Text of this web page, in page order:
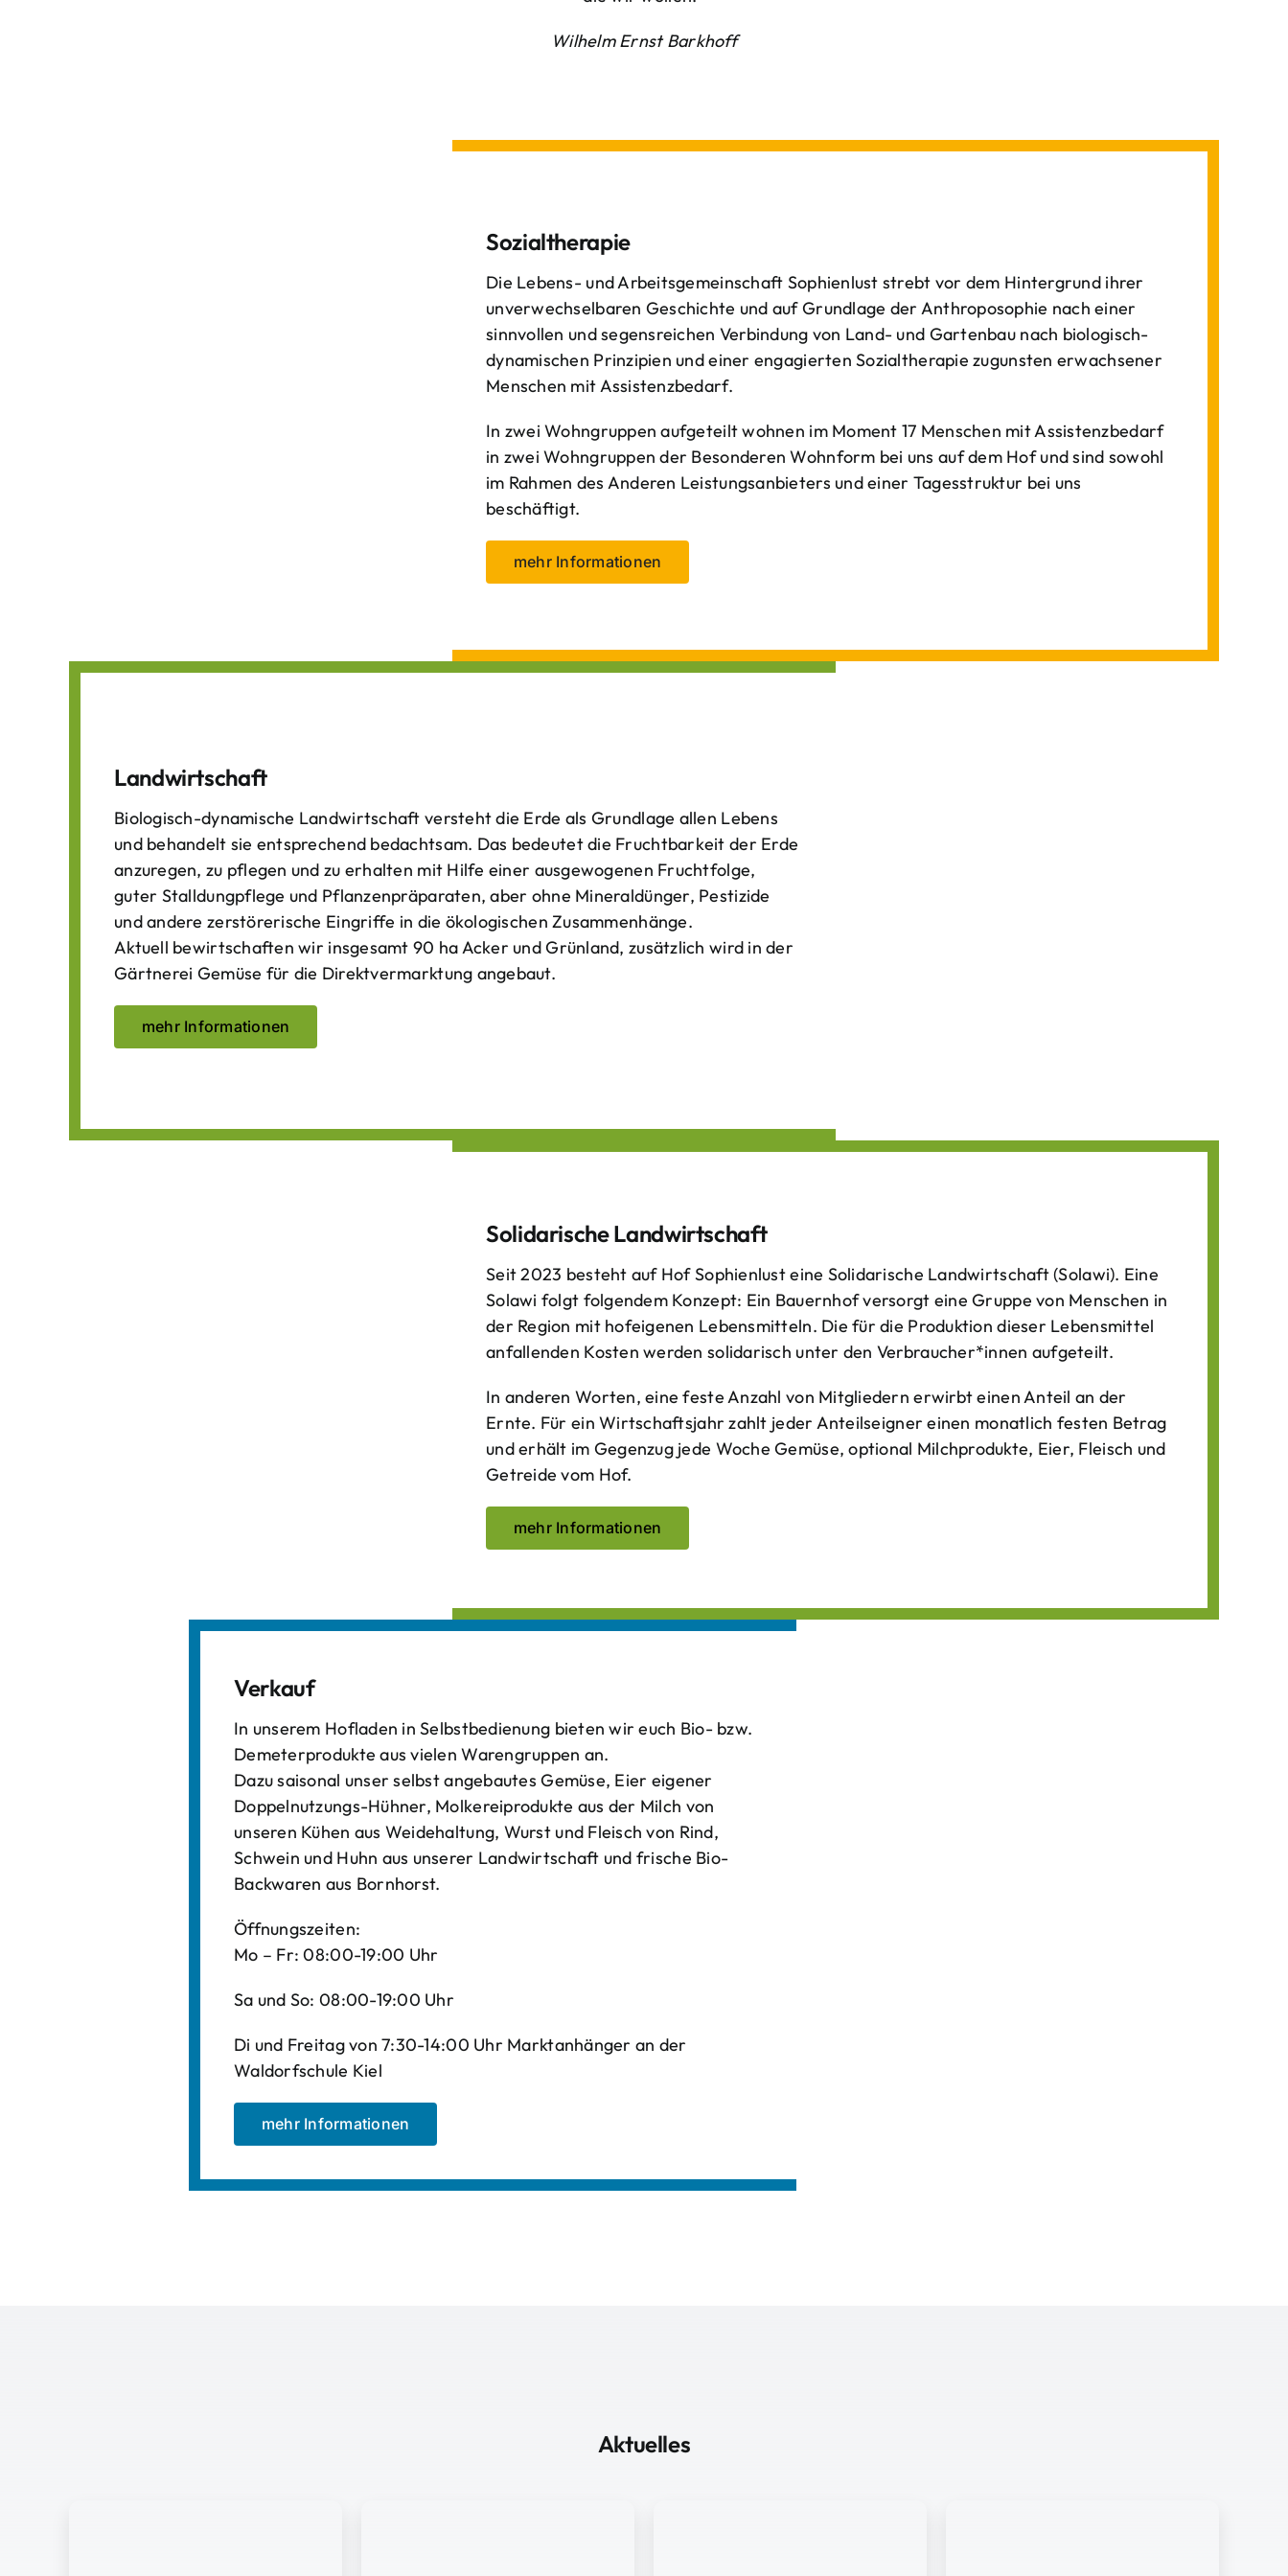
Wilhelm Ernst Barkhoff
Sozialtherapie
Die Lebens- und Arbeitsgemeinschaft Sophienlust strebt vor dem Hintergrund ihrer
unverwechselbaren Geschichte und auf Grundlage der Anthroposophie nach einer
sinnvollen und segensreichen Verbindung von Land- und Gartenbau nach biologisch-
dynamischen Prinzipien und einer engagierten Sozialtherapie zugunsten erwachsener
Menschen mit Assistenzbedarf.
In zwei Wohngruppen aufgeteilt wohnen im Moment 17 Menschen mit Assistenzbedarf
in zwei Wohngruppen der Besonderen Wohnform bei uns auf dem Hof und sind sowohl
im Rahmen des Anderen Leistungsanbieters und einer Tagesstruktur bei uns
beschäftigt.
mehr Informationen
Landwirtschaft
Biologisch-dynamische Landwirtschaft versteht die Erde als Grundlage allen Lebens
und behandelt sie entsprechend bedachtsam. Das bedeutet die Fruchtbarkeit der Erde
anzuregen, zu pflegen und zu erhalten mit Hilfe einer ausgewogenen Fruchtfolge,
guter Stalldungpflege und Pflanzenpräparaten, aber ohne Mineraldünger, Pestizide
und andere zerstörerische Eingriffe in die ökologischen Zusammenhänge.
Aktuell bewirtschaften wir insgesamt 90 ha Acker und Grünland, zusätzlich wird in der
Gärtnerei Gemüse für die Direktvermarktung angebaut.
mehr Informationen
Solidarische Landwirtschaft
Seit 2023 besteht auf Hof Sophienlust eine Solidarische Landwirtschaft (Solawi). Eine
Solawi folgt folgendem Konzept: Ein Bauern­hof versorgt eine Gruppe von Menschen in
der Region mit hof­eigenen Lebens­mitteln. Die für die Produktion dieser Lebens­mittel
anfallenden Kosten werden solidarisch unter den Verbraucher*­innen aufgeteilt.
In anderen Worten, eine feste Anzahl von Mitgliedern erwirbt einen Anteil an der
Ernte. Für ein Wirtschaftsjahr zahlt jeder Anteilseigner einen monatlich festen Betrag
und erhält im Gegenzug jede Woche Gemüse, optional Milchprodukte, Eier, Fleisch und
Getreide vom Hof.
mehr Informationen
Verkauf
In unserem Hofladen in Selbstbedienung bieten wir euch Bio- bzw.
Demeterprodukte aus vielen Warengruppen an.
Dazu saisonal unser selbst angebautes Gemüse, Eier eigener
Doppelnutzungs-Hühner, Molkereiprodukte aus der Milch von
unseren Kühen aus Weidehaltung, Wurst und Fleisch von Rind,
Schwein und Huhn aus unserer Landwirtschaft und frische Bio-
Backwaren aus Bornhorst.
Öffnungszeiten:
Mo – Fr: 08:00-19:00 Uhr
Sa und So: 08:00-19:00 Uhr
Di und Freitag von 7:30-14:00 Uhr Marktanhänger an der
Waldorfschule Kiel
mehr Informationen
Aktuelles